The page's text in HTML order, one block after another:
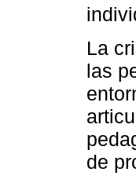
La
las
de